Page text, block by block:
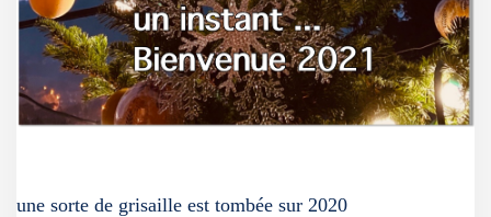
une sorte de grisaille est tombée sur 2020